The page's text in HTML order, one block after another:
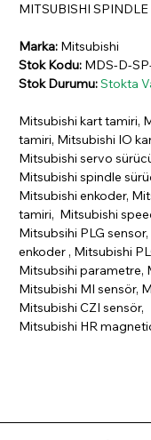
MITSUBISHI SPINDLE
Marka: Mitsubishi
Stok Kodu: MDS-D-
Stok Durumu:Stokta
Mitsubishi kart tamiri,
tamiri, Mitsubishi IO
Mitsubishi servo
Mitsubishi spindle
Mitsubishi enkoder,
tamiri, Mitsubishi
Mitsubsihi PLG
enkoder , Mitsubishi
Mitsubsihi parametre,
Mitsubishi MI sensör,
Mitsubishi CZI sensör,
Mitsubishi HR